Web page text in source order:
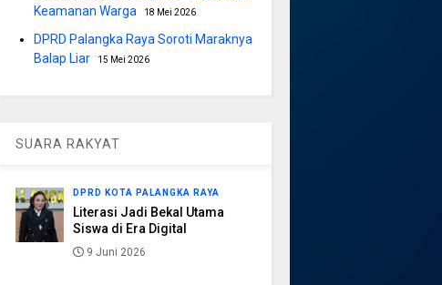
Keamanan Warga
18 Mei 2026
DPRD Palangka Raya Soroti Maraknya
Balap Liar
15 Mei 2026
SUARA RAKYAT
DPRD KOTA PALANGKA RAYA
Literasi Jadi Bekal Utama
Siswa di Era Digital
9 Juni 2026